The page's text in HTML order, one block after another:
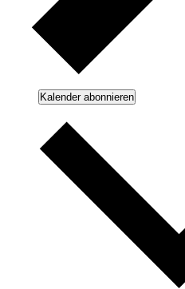
Kalender abonnieren